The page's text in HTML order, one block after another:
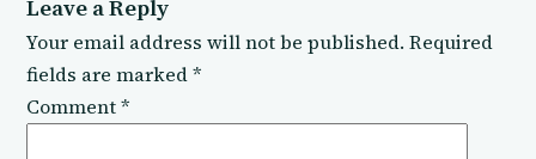
Leave a Reply
Your email address will not be published. Required
fields are marked*
Comment*